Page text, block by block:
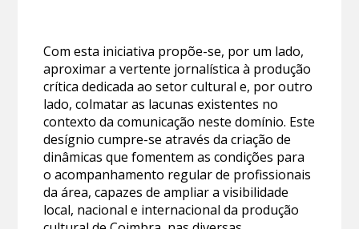
Com esta iniciativa propõe-se, por um lado,
aproximar a vertente jornalística à produção
crítica dedicada ao setor cultural e, por outro
lado, colmatar as lacunas existentes no
contexto da comunicação neste domínio. Este
desígnio cumpre-se através da criação de
dinâmicas que fomentem as condições para
o acompanhamento regular de profissionais
da área, capazes de ampliar a visibilidade
local, nacional e internacional da produção